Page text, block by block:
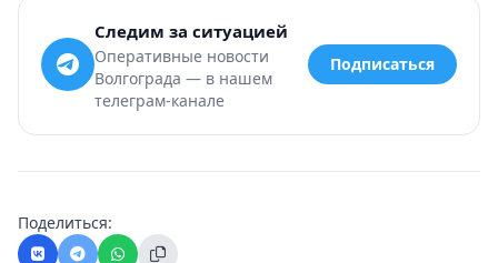
Следим за ситуацией
Оперативные новости
Волгограда — в нашем
телеграм-канале
Подписаться
Поделиться: